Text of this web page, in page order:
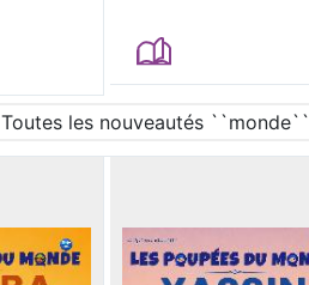
Toutes les nouveautés ``monde``